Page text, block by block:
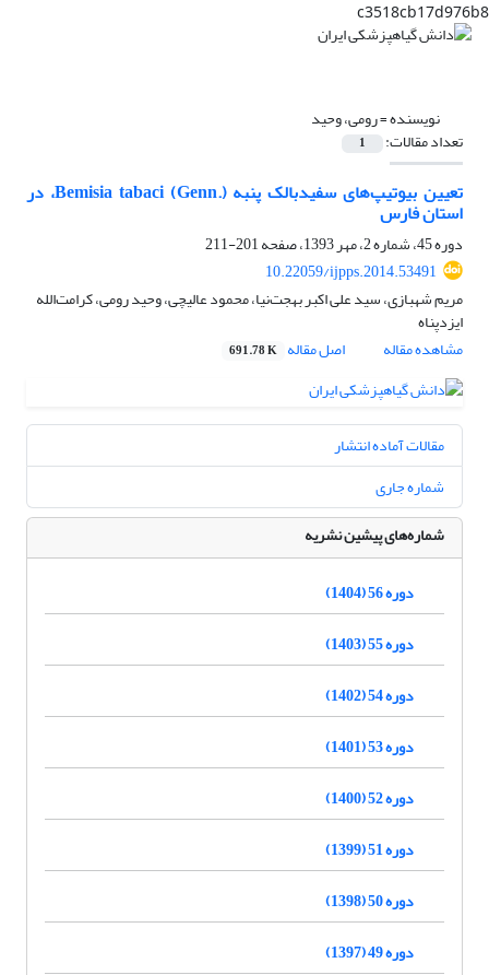
c3518cb17d976b8
نویسنده =رومی، وحید
تعداد مقالات: 1
تعیین بیوتیپ‌های سفیدبالک پنبه Bemisia tabaci (Genn.)، در
استان فارس
دوره 45، شماره 2، مهر 1393، صفحه
201-211
10.22059/ijpps.2014.53491
مریم شهبازی، سید علی اکبر بهجت‌نیا، محمود عالیچی، وحید رومی، کرامت‌الله
ایزدپناه
مشاهده مقاله
اصل مقاله 691.78 K
مقالات آماده انتشار
شماره جاری
شماره‌های پیشین نشریه
دوره 56 (1404)
دوره 55 (1403)
دوره 54 (1402)
دوره 53 (1401)
دوره 52 (1400)
دوره 51 (1399)
دوره 50 (1398)
دوره 49 (1397)